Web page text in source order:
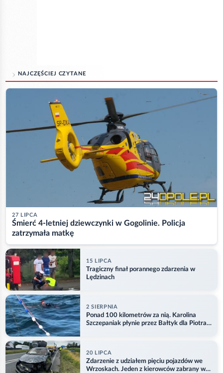
NAJCZĘŚCIEJ CZYTANE
27 LIPCA
Śmierć 4-letniej dziewczynki w Gogolinie. Policja
zatrzymała matkę
15 LIPCA
Tragiczny finał porannego zdarzenia w
Lędzinach
2 SIERPNIA
Ponad 100 kilometrów za nią. Karolina
Szczepaniak płynie przez Bałtyk dla Piotra.
20 LIPCA
Zdarzenie z udziałem pięciu pojazdów we
Wrzoskach. Jeden z kierowców zabrany w